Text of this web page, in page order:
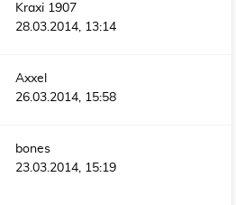
Kraxi 1907
28.03.2014, 13:14
Axxel
26.03.2014, 15:58
bones
23.03.2014, 15:19